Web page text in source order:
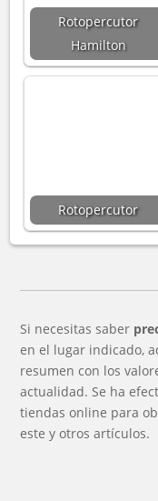
Rotopercutor
Hamilton
Rotopercutor
Si necesitas saber
en el lugar indicado,
resumen con los
actualidad. Se ha
tiendas online para
este y otros artículos.